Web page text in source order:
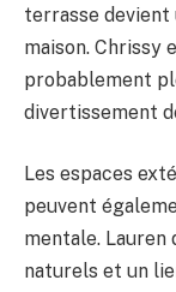
terrasse devient
maison. Chrissy
probablement
divertissement
Les espaces
peuvent
mentale. Lauren
naturels et un